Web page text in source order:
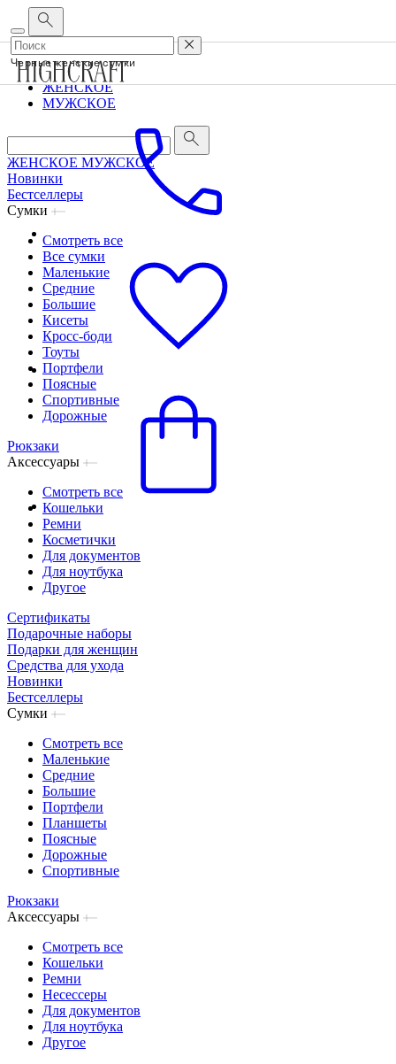
Корпоративным клиентам • О бренде
ЖЕНСКОЕ
МУЖСКОЕ
ЖЕНСКОЕ МУЖСКОЕ
Новинки
Бестселлеры
Сумки
Смотреть все
Все сумки
Маленькие
Средние
Большие
Кисеты
Кросс-боди
Тоуты
Портфели
Поясные
Спортивные
Дорожные
Рюкзаки
Аксессуары
Смотреть все
Кошельки
Ремни
Косметички
Для документов
Для ноутбука
Другое
Сертификаты
Подарочные наборы
Подарки для женщин
Средства для ухода
Новинки
Бестселлеры
Сумки
Смотреть все
Маленькие
Средние
Большие
Портфели
Планшеты
Поясные
Дорожные
Спортивные
Рюкзаки
Аксессуары
Смотреть все
Кошельки
Ремни
Несессеры
Для документов
Для ноутбука
Другое
Черные женские сумки